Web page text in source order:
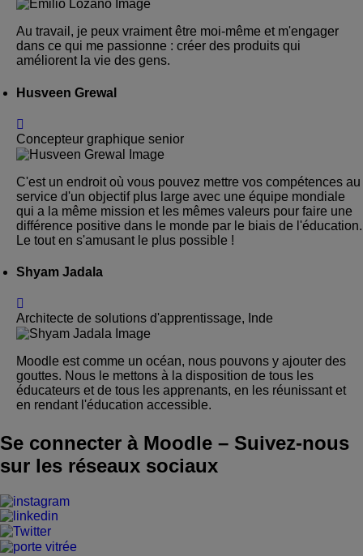
Au travail, je peux vraiment être moi-même et m'engager
dans ce qui me passionne : créer des produits qui
améliorent la vie des gens.
Husveen Grewal
Concepteur graphique senior
C'est un endroit où vous pouvez mettre vos compétences au
service d'un objectif plus large avec une équipe mondiale
qui a la même mission et les mêmes valeurs pour faire une
différence positive dans le monde par le biais de l'éducation.
Le tout en s'amusant le plus possible !
Shyam Jadala
Architecte de solutions d'apprentissage, Inde
Moodle est comme un océan, nous pouvons y ajouter des
gouttes. Nous le mettons à la disposition de tous les
éducateurs et de tous les apprenants, en les réunissant et
en rendant l'éducation accessible.
Se connecter à Moodle – Suivez-nous
sur les réseaux sociaux